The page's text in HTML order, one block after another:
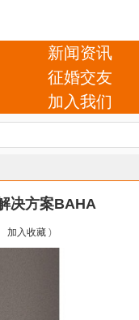
新闻资讯
征婚交友
加入我们
决方案BAHA
加入收藏)